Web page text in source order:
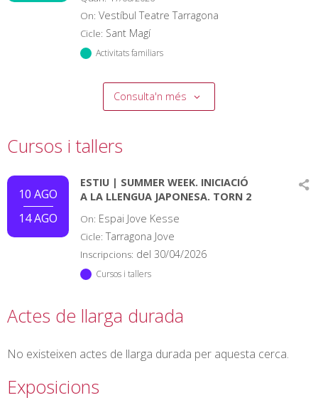
On: Vestíbul Teatre Tarragona
Cicle: Sant Magí
Activitats familiars
Consulta'n més
Cursos i tallers
10 AGO
14 AGO
ESTIU | SUMMER WEEK. INICIACIÓ
A LA LLENGUA JAPONESA. TORN 2
On: Espai Jove Kesse
Cicle: Tarragona Jove
Inscripcions: del 30/04/2026
Cursos i tallers
Actes de llarga durada
No existeixen actes de llarga durada per aquesta cerca.
Exposicions